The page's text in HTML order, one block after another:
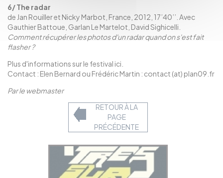
6/ The radar
de Jan Rouiller et Nicky Marbot, France, 2012, 17’40’’. Avec
Gauthier Battoue, Garlan Le Martelot, David Sighicelli.
Comment récupérer les photos d'un radar quand on s'est fait
flasher ?
Plus d'informations sur le festival ici
Contact : Elen Bernard ou Frédéric Martin : contact (at) plan09.fr
Par le webmaster
RETOUR À LA
PAGE
PRÉCÉDENTE